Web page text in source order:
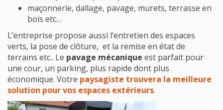
maçonnerie, dallage, pavage, murets, terrasse en
bois etc…
L’entreprise propose aussi l’entretien des espaces
verts, la pose de clôture, et la remise en état de
terrains etc.. Le pavage mécanique est parfait pour
une cour, un parking, plus rapide dont plus
économique. Votre paysagiste trouvera la meilleure
solution pour vos espaces extérieurs.